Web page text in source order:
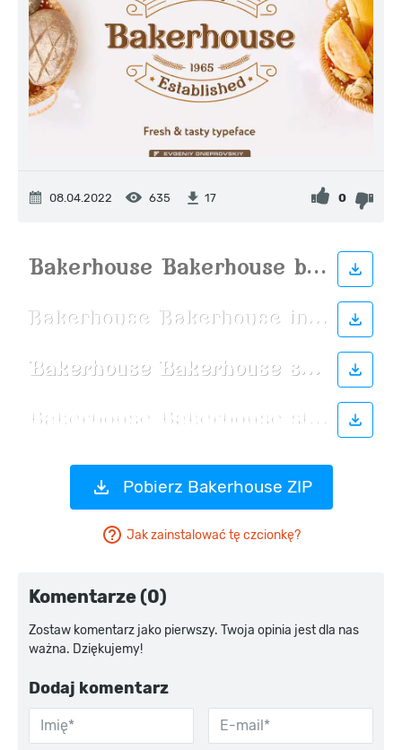
08.04.2022 635 17 0
Pobierz Bakerhouse ZIP
Jak zainstalować tę czcionkę?
Komentarze (0)
Zostaw komentarz jako pierwszy. Twoja opinia jest dla nas
ważna. Dziękujemy!
Dodaj komentarz